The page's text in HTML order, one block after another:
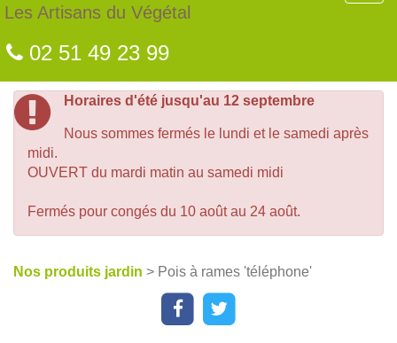
Les Artisans du Végétal
02 51 49 23 99
Horaires d'été jusqu'au 12 septembre
Nous sommes fermés le lundi et le samedi après
midi.
OUVERT du mardi matin au samedi midi
Fermés pour congés du 10 août au 24 août.
Nos produits jardin > Pois à rames 'téléphone'